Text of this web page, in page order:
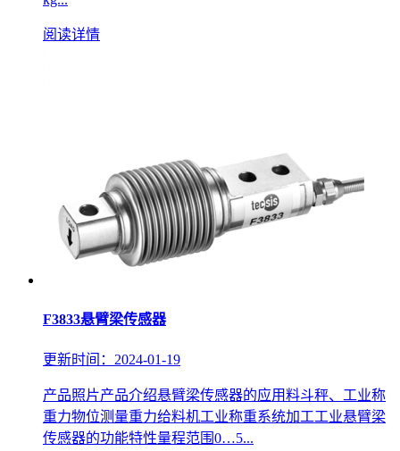
阅读详情
F3833悬臂梁传感器
更新时间：2024-01-19
产品照片产品介绍悬臂梁传感器的应用料斗秤、工业称
重力物位测量重力给料机工业称重系统加工工业悬臂梁
传感器的功能特性量程范围0…5...